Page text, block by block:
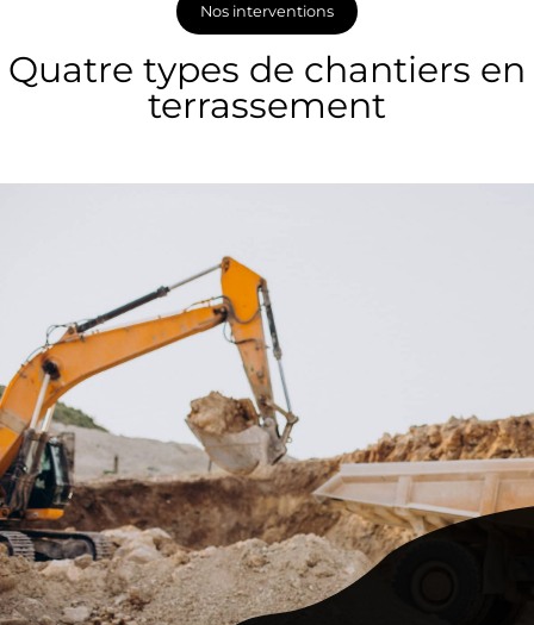
Nos interventions
Quatre types de chantiers en
terrassement